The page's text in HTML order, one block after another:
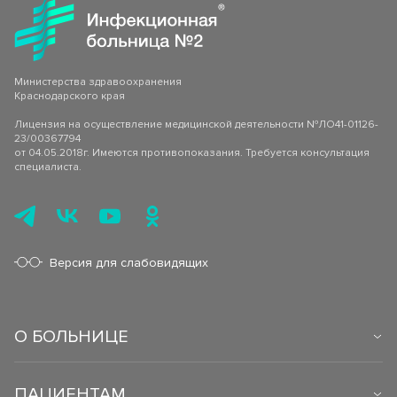
Министерства здравоохранения
Краснодарского края
Лицензия на осуществление медицинской деятельности №ЛО41-01126-
23/00367794
от 04.05.2018г. Имеются противопоказания. Требуется консультация
специалиста.
Версия для слабовидящих
О БОЛЬНИЦЕ
Клинико-диагностическая лаборатория (КДЛ)
Спектр клинических и биохимический анализов
Инфекционное отделение №8
Стационарное лечение инфекционных болезней
Страховые медицинские организации
СВО
Как сообщить об отсутствии медицинского документа